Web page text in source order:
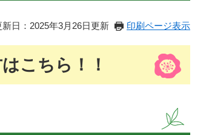
新日：2025年3月26日更新 印刷ページ表示
こちら！！